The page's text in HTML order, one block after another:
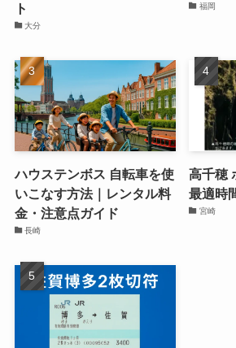
ト
大分
福岡
ハウステンボス 自転車を使
いこなす方法｜レンタル料
金・注意点ガイド
長崎
高千穂
最適時
宮崎